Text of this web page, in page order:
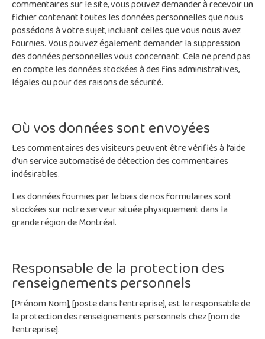
commentaires sur le site, vous pouvez demander à recevoir un
fichier contenant toutes les données personnelles que nous
possédons à votre sujet, incluant celles que vous nous avez
fournies. Vous pouvez également demander la suppression
des données personnelles vous concernant. Cela ne prend pas
en compte les données stockées à des fins administratives,
légales ou pour des raisons de sécurité.
Où vos données sont envoyées
Les commentaires des visiteurs peuvent être vérifiés à l’aide
d’un service automatisé de détection des commentaires
indésirables.
Les données fournies par le biais de nos formulaires sont
stockées sur notre serveur située physiquement dans la
grande région de Montréal.
Responsable de la protection des
renseignements personnels
[Prénom Nom], [poste dans l’entreprise], est le responsable de
la protection des renseignements personnels chez [nom de
l’entreprise].